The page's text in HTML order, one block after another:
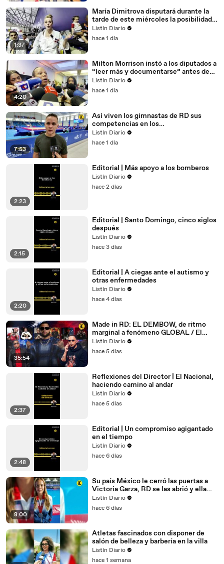
1:37
María Dimitrova disputará durante la
tarde de este miércoles la posibilidad
de conseguir su sexta medalla de oro
consecutiva
Listín Diario
hace 1 día
4:20
Milton Morrison instó a los diputados a
“leer más y documentarse” antes de
criticar el préstamo para seguridad vial
Listín Diario
hace 1 día
7:53
Así viven los gimnastas de RD sus
competencias en los
Centroamericanos
Listín Diario
hace 1 día
2:23
Editorial | Más apoyo a los bomberos
Listín Diario
hace 2 días
2:15
Editorial | Santo Domingo, cinco siglos
después
Listín Diario
hace 3 días
2:20
Editorial | A ciegas ante el autismo y
otras enfermedades
Listín Diario
hace 4 días
35:54
Made in RD: EL DEMBOW, de ritmo
marginal a fenómeno GLOBAL / El
DOCUMENTAL
Listín Diario
hace 5 días
2:37
Reflexiones del Director | El Nacional,
haciendo camino al andar
Listín Diario
hace 5 días
2:48
Editorial | Un compromiso agigantado
en el tiempo
Listín Diario
hace 6 días
8:00
Su país México le cerró las puertas a
Victoria Garza, RD se las abrió y ella
respondió con medalla
Listín Diario
hace 6 días
Atletas fascinados con disponer de
salón de belleza y barbería en la villa
Listín Diario
hace 1 semana